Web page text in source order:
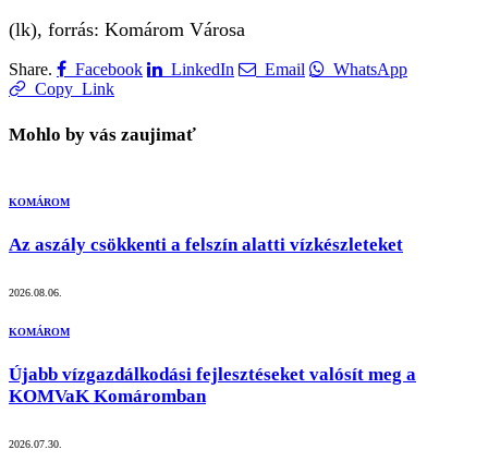
(lk), forrás: Komárom Városa
Share. Facebook LinkedIn Email
WhatsApp
Copy Link
Mohlo by vás zaujimať
KOMÁROM
Az aszály csökkenti a felszín alatti vízkészleteket
2026.08.06.
KOMÁROM
Újabb vízgazdálkodási fejlesztéseket valósít meg a
KOMVaK Komáromban
2026.07.30.